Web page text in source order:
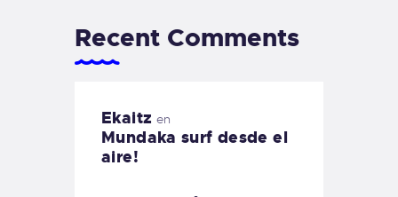
Recent Comments
Ekaitz en
Mundaka surf desde el
aire!